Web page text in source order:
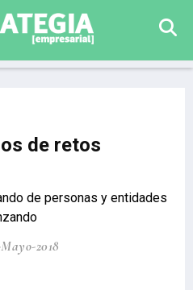
de retos
de personas y entidades
2018